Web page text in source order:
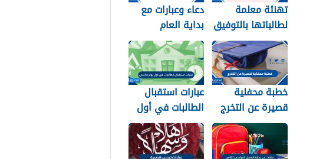
تهنئة معلمة
لطالباتها بالتوفيق
والنجاح والتخرج
2026
دعاء وعبارات مع
بداية العام
الهجري الجديد
1448
خطبة محفلية
قصيرة عن التخرج
2026
عبارات استقبال
الطالبات في أول
يوم دراسي 1448